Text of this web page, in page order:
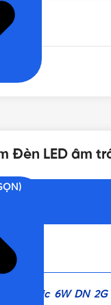
Đèn LED âm
6W DN 2G